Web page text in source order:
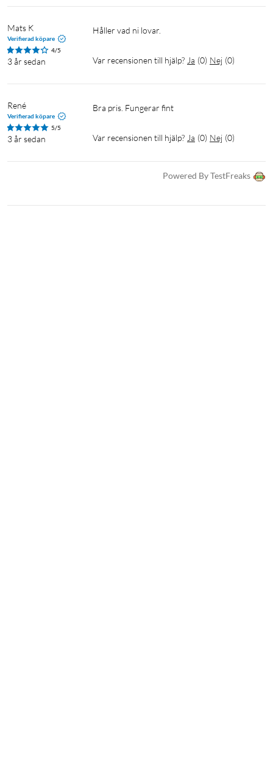
Mats K
Verifierad köpare
4/5
3 år sedan
Håller vad ni lovar.
Var recensionen till hjälp? Ja (0) Nej (0)
René
Verifierad köpare
5/5
3 år sedan
Bra pris. Fungerar fint
Var recensionen till hjälp? Ja (0) Nej (0)
Powered By TestFreaks